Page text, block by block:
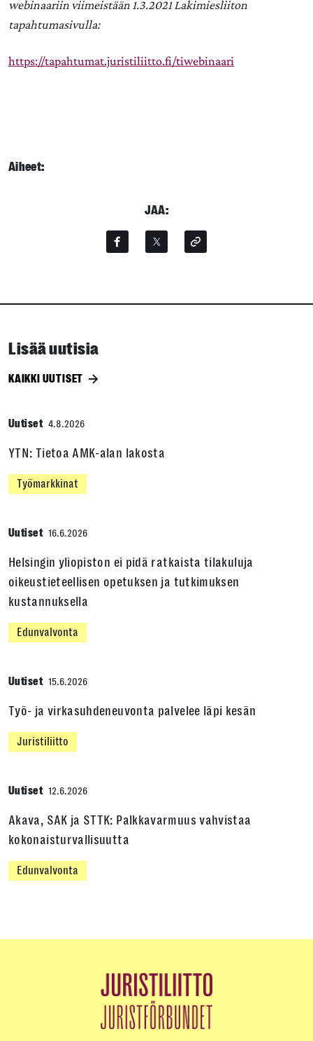
webinaariin viimeistään 1.3.2021 Lakimiesliiton
tapahtumasivulla:
https://tapahtumat.juristiliitto.fi/tiwebinaari
Aiheet:
JAA:
Lisää uutisia
KAIKKI UUTISET
Uutiset 4.8.2026
YTN: Tietoa AMK-alan lakosta
Työmarkkinat
Uutiset 16.6.2026
Helsingin yliopiston ei pidä ratkaista tilakuluja
oikeustieteellisen opetuksen ja tutkimuksen
kustannuksella
Edunvalvonta
Uutiset 15.6.2026
Työ- ja virkasuhdeneuvonta palvelee läpi kesän
Juristiliitto
Uutiset 12.6.2026
Akava, SAK ja STTK: Palkkavarmuus vahvistaa
kokonaisturvallisuutta
Edunvalvonta